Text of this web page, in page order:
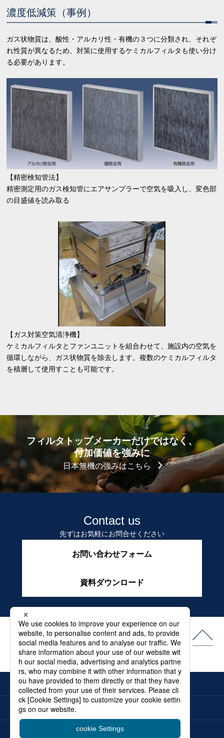
濃度低減策（事例）
ガス状物質は、酸性・アルカリ性・有機の３つに分類され、それぞ
れ性質が異なるため、対策に使用するケミカルフィルタも使い分け
る必要があります。
【精密検知管法】
精密測定用のガス検知管にエアサンプラーで空気を吸入し、変色部
の目盛値を読み取る
【ガス対策空気清浄機】
ケミカルフィルタとファンユニットを組合わせて、施設内の空気を
循環しながら、ガス状物質を除去します。複数のケミカルフィルタ
を積層して使用すことも可能です。
フィルタトップメーカーだけではなく、
付加価値を強みに
日本無機の強みはこちら
Contact us
先ずはお気軽にお問合せください
お問い合わせフォーム
資料ダウンロード
よくある質問 最新情報
メディア